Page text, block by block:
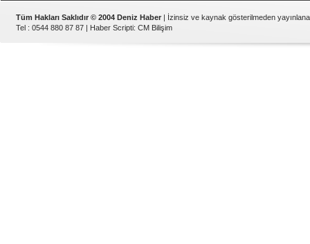
Tüm Hakları Saklıdır © 2004 Deniz Haber | İzinsiz ve kaynak gösterilmeden
Tel : 0544 880 87 87 | Haber Scripti: CM Bilişim